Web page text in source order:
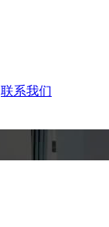
联系我们